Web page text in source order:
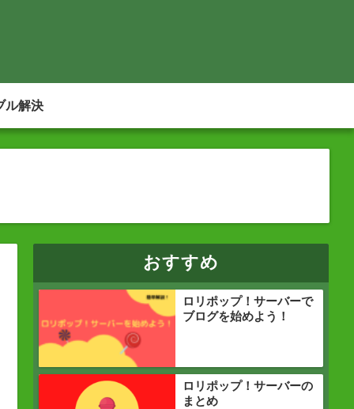
ル解決
おすすめ
ロリポップ！サーバーで
ブログを始めよう！
ロリポップ！サーバーの
まとめ